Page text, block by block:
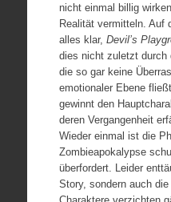
nicht einmal billig
Realität vermitteln. Auf
alles klar, Devil’s
dies nicht zuletzt durch
die so gar keine
emotionaler Ebene
gewinnt den
deren Vergangenheit
Wieder einmal ist die
Zombieapokalypse
überfordert. Leider
Story, sondern auch
Charaktere verzichten